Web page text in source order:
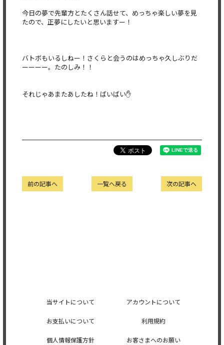
今日の夢で先輩方とたくさん話せて、めっちゃ楽しい夢を見
たので、正夢にしたいと思いますー！
バトボもいるしねー！さくらと会うのはめっちゃ久しぶりだ
ーーーー。たのしみ！！
それじゃあまたあしたね！ばいばい✋
次の記事へ
一覧へ戻る
前の記事へ
当サイトについて アカウントについて
お支払いについて 利用規約
個人情報保護方針 お客さまへのお願い